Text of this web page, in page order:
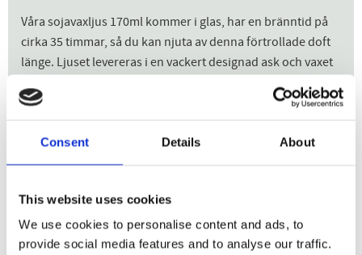
Consent Details About
This website uses cookies
We use cookies to personalise content and ads, to
provide social media features and to analyse our traffic.
Våra sojavaxljus 170ml kommer i glas, har en bränntid på
cirka 35 timmar, så du kan njuta av denna förtrollade doft
länge. Ljuset levereras i en vackert designad ask och vaxet
English Lavender
En aromatisk doft med lugnande toner
blandning av hö, torkade lavendelblommor och vanilj
Topp: Rosemary, Eucalyptus, Mint Heart: Lavender, Dried
Lavender Flowers Base: Cedar, Musk, Hay Stack, Hint of
Vanilla